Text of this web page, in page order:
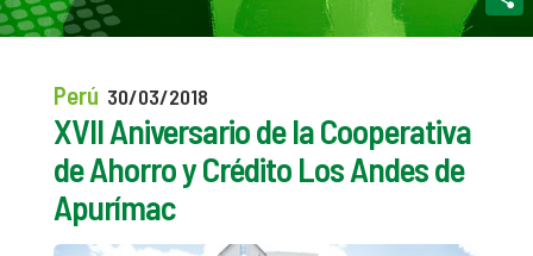
Perú 30/03/2018
XVII Aniversario de la Cooperativa
de Ahorro y Crédito Los Andes de
Apurímac